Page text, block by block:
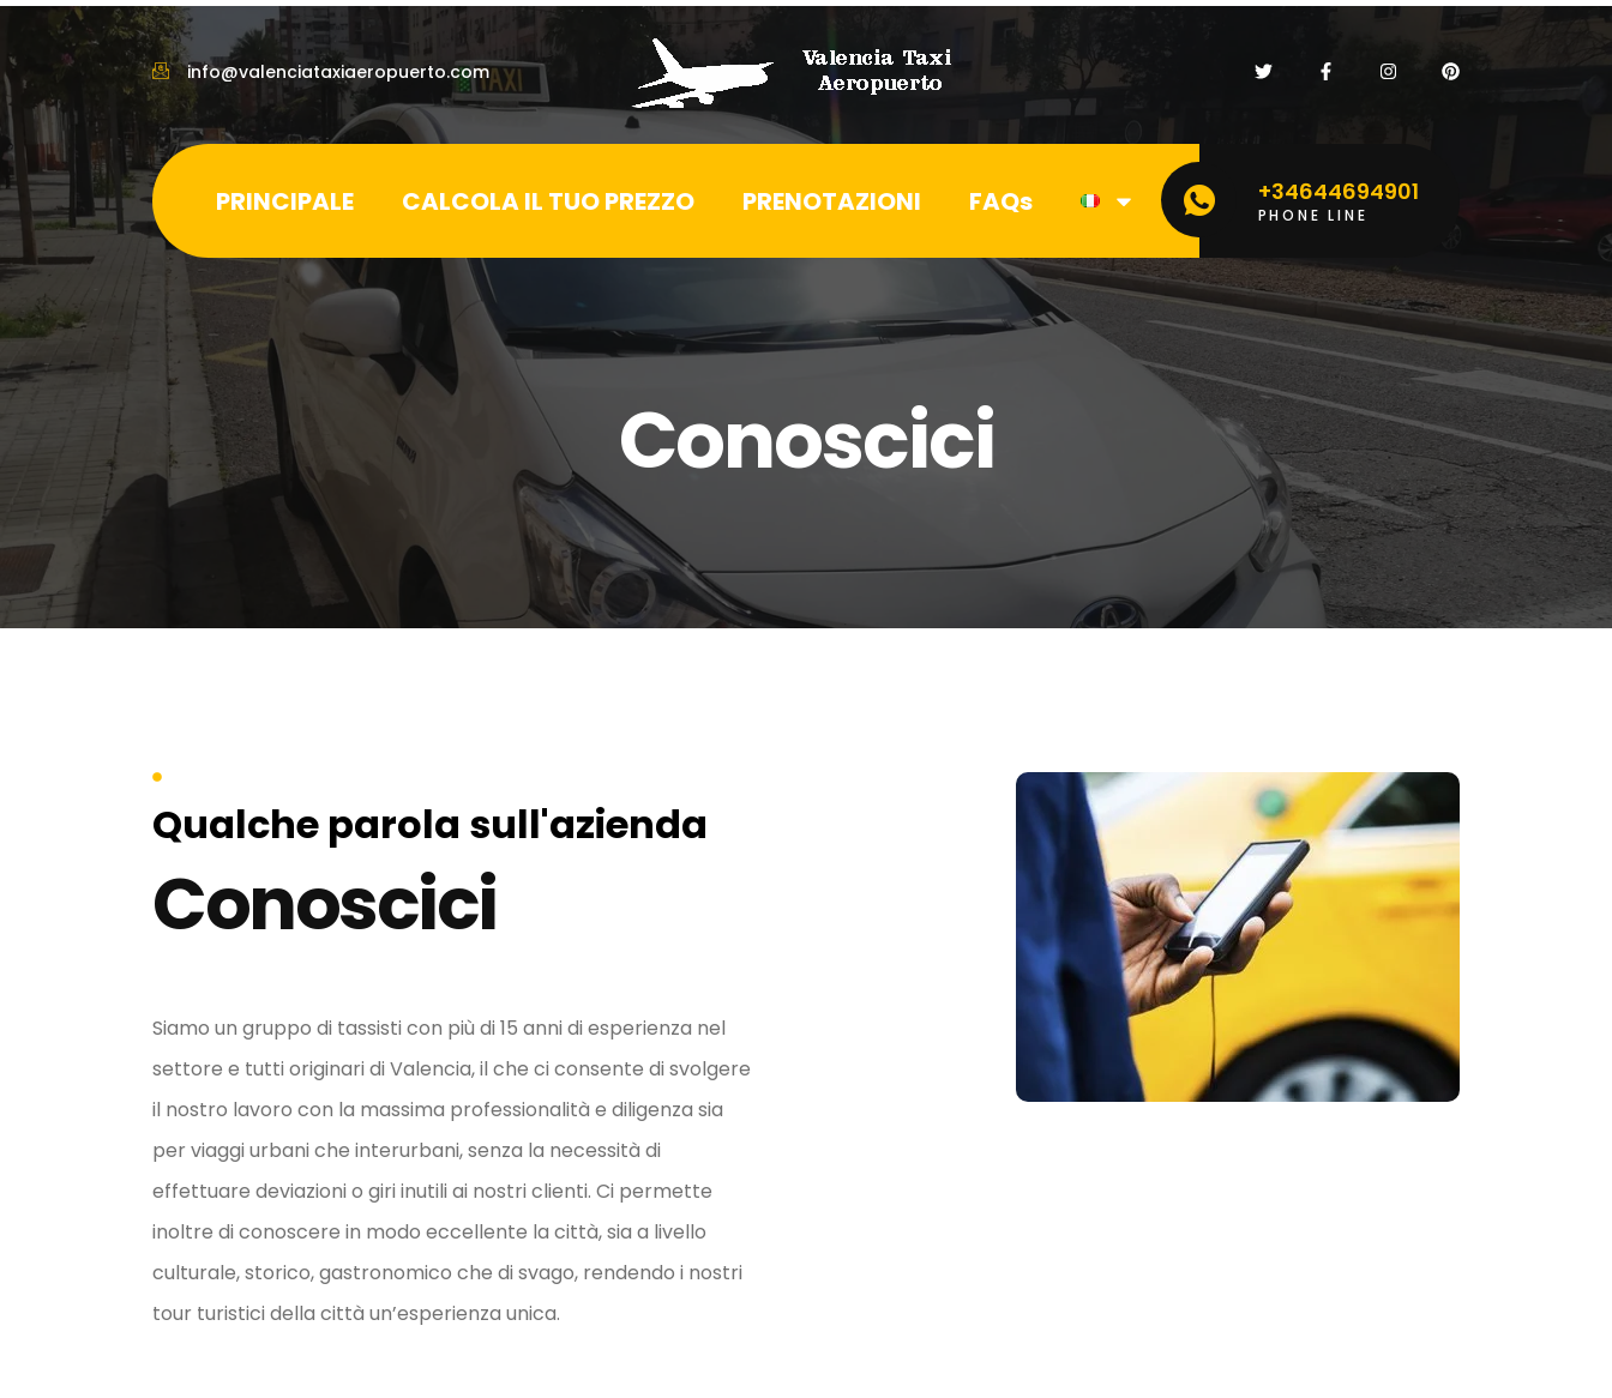
info@valenciataxiaeropuerto.com
PRINCIPALE CALCOLA IL TUO PREZZO PRENOTAZIONI FAQs +34644694901
PHONE LINE
Conoscici
Qualche parola sull'azienda
Conoscici
Siamo un gruppo di tassisti con più di 15 anni di esperienza nel
settore e tutti originari di Valencia, il che ci consente di svolgere
il nostro lavoro con la massima professionalità e diligenza sia
per viaggi urbani che interurbani, senza la necessità di
effettuare deviazioni o giri inutili ai nostri clienti. Ci permette
inoltre di conoscere in modo eccellente la città, sia a livello
culturale, storico, gastronomico che di svago, rendendo i nostri
tour turistici della città un’esperienza unica.